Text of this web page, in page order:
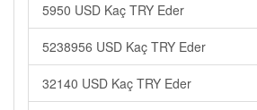
5950 USD Kaç TRY Eder
5238956 USD Kaç TRY Eder
32140 USD Kaç TRY Eder